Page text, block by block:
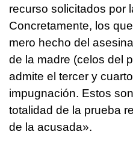
recurso solicitados por
Concretamente, los
mero hecho del
de la madre (celos del
admite el tercer y
impugnación. Estos
totalidad de la prueba
de la acusada».